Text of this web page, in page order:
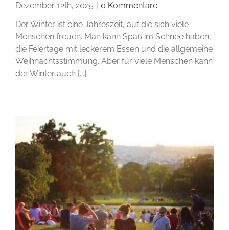
Dezember 12th, 2025
0 Kommentare
Der Winter ist eine Jahreszeit, auf die sich viele
Menschen freuen. Man kann Spaß im Schnee haben,
die Feiertage mit leckerem Essen und die allgemeine
Weihnachtsstimmung. Aber für viele Menschen kann
der Winter auch [...]